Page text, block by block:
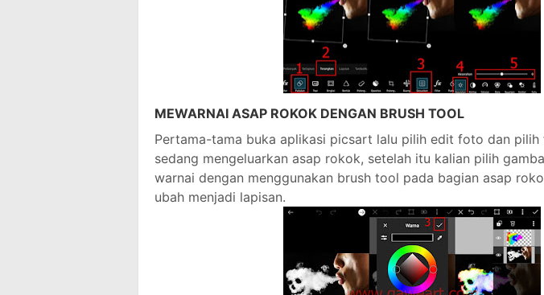
MEWARNAI ASAP ROKOK DENGAN BRUSH TOOL
Pertama-tama buka aplikasi picsart lalu pilih edit foto dan
sedang mengeluarkan asap rokok, setelah itu kalian pilih
warnai dengan menggunakan brush tool pada bagian asap
ubah menjadi lapisan.